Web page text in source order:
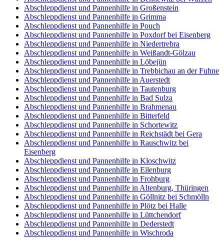
Abschleppdienst und Pannenhilfe in Großenstein
Abschleppdienst und Pannenhilfe in Grimma
Abschleppdienst und Pannenhilfe in Pouch
Abschleppdienst und Pannenhilfe in Poxdorf bei Eisenberg
Abschleppdienst und Pannenhilfe in Niedertrebra
Abschleppdienst und Pannenhilfe in Weißandt-Gölzau
Abschleppdienst und Pannenhilfe in Löbejün
Abschleppdienst und Pannenhilfe in Trebbichau an der Fuhne
Abschleppdienst und Pannenhilfe in Auerstedt
Abschleppdienst und Pannenhilfe in Tautenburg
Abschleppdienst und Pannenhilfe in Bad Sulza
Abschleppdienst und Pannenhilfe in Brahmenau
Abschleppdienst und Pannenhilfe in Bitterfeld
Abschleppdienst und Pannenhilfe in Schortewitz
Abschleppdienst und Pannenhilfe in Reichstädt bei Gera
Abschleppdienst und Pannenhilfe in Rauschwitz bei
Eisenberg
Abschleppdienst und Pannenhilfe in Kloschwitz
Abschleppdienst und Pannenhilfe in Eilenburg
Abschleppdienst und Pannenhilfe in Frohburg
Abschleppdienst und Pannenhilfe in Altenburg, Thüringen
Abschleppdienst und Pannenhilfe in Göllnitz bei Schmölln
Abschleppdienst und Pannenhilfe in Plötz bei Halle
Abschleppdienst und Pannenhilfe in Lüttchendorf
Abschleppdienst und Pannenhilfe in Dederstedt
Abschleppdienst und Pannenhilfe in Wischroda